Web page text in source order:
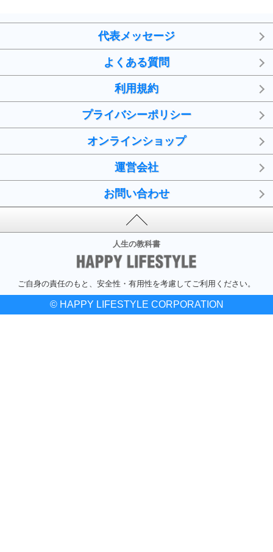
代表メッセージ
よくある質問
利用規約
プライバシーポリシー
オンラインショップ
運営会社
お問い合わせ
人生の教科書
ご自身の責任のもと、安全性・有用性を考慮してご利用ください。
© HAPPY LIFESTYLE CORPORATION